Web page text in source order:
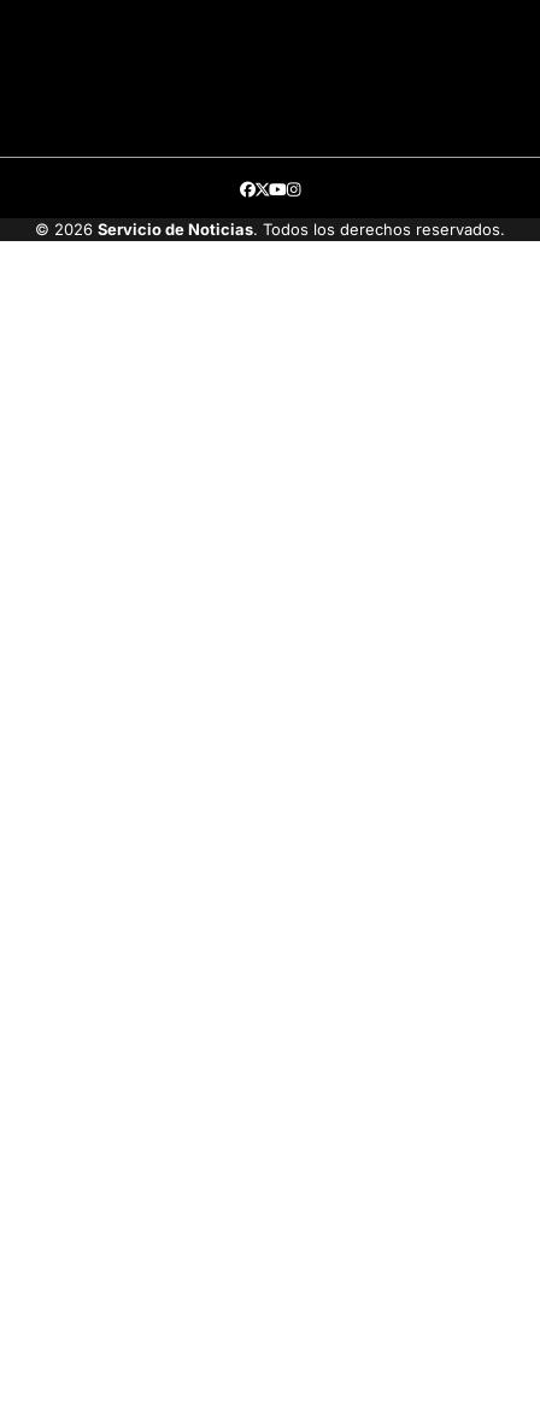
Facebook
TwitterYoutube
Instagram
© 2026 Servicio de Noticias. Todos los derechos reservados.